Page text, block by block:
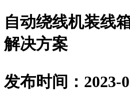
自动绕线机装线
解决方案
发布时间：2023-